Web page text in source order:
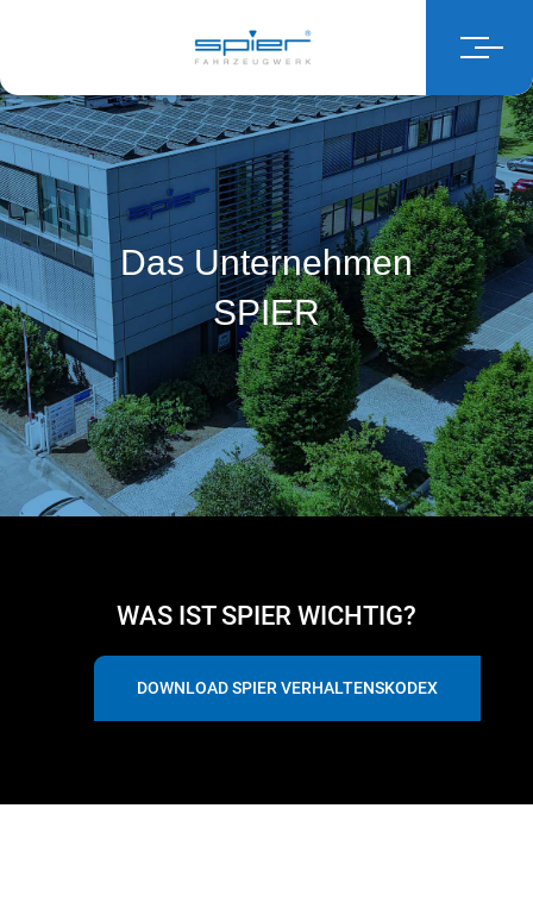
Das Unternehmen
SPIER
WAS IST SPIER WICHTIG?
DOWNLOAD SPIER VERHALTENSKODEX